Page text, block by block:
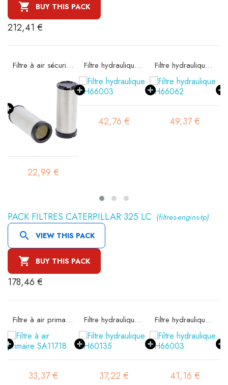
 BUY THIS PACK
212,41 €
Filtre à air sécurité SA16194
22,99 €
Filtre hydraulique SH66003
42,76 €
Filtre hydraulique SH66062
49,37 €
PACK FILTRES CATERPILLAR 325 LC (filtres-engins-tp)
 VIEW THIS PACK
 BUY THIS PACK
178,46 €
Filtre à air primaire SA11718
33,37 €
Filtre hydraulique SH60135
37,22 €
Filtre hydraulique SH66003
41,16 €